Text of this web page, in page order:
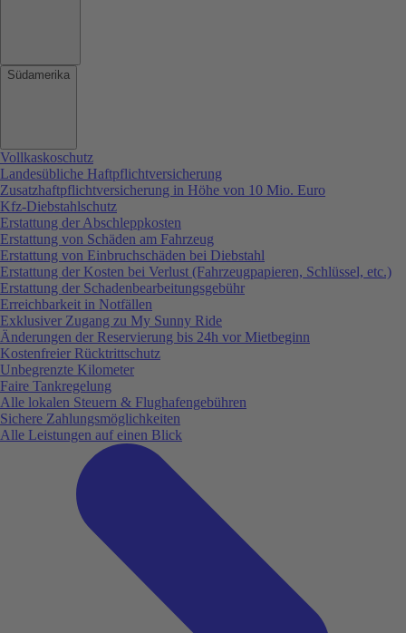
Südamerika
Vollkaskoschutz
Landesübliche Haftpflichtversicherung
Zusatzhaftpflichtversicherung in Höhe von 10 Mio. Euro
Kfz-Diebstahlschutz
Erstattung der Abschleppkosten
Erstattung von Schäden am Fahrzeug
Erstattung von Einbruchschäden bei Diebstahl
Erstattung der Kosten bei Verlust (Fahrzeugpapieren, Schlüssel, etc.)
Erstattung der Schadenbearbeitungsgebühr
Erreichbarkeit in Notfällen
Exklusiver Zugang zu My Sunny Ride
Änderungen der Reservierung bis 24h vor Mietbeginn
Kostenfreier Rücktrittschutz
Unbegrenzte Kilometer
Faire Tankregelung
Alle lokalen Steuern & Flughafengebühren
Sichere Zahlungsmöglichkeiten
Alle Leistungen auf einen Blick